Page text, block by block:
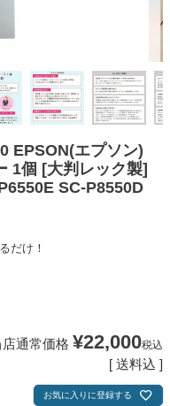
EPSON(エプソン)
1個 [大判レック製]
SC-P8550D
だけ！
店通常価格 ¥22,000税込
送料込
お気に入りに登録する